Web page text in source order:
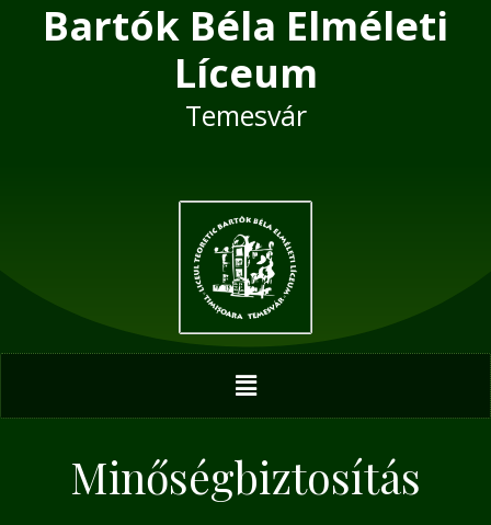
Bartók Béla Elméleti
Líceum
Temesvár
Menu
Minőségbiztosítás